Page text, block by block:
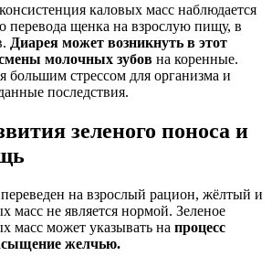
каловых масс наблюдается
перевода щенка на взрослую пищу, в
Диарея может возникнуть в этот
молочных зубов на коренные.
большим стрессом для организма и
последствия.
зеленого поноса и
на взрослый рацион, жёлтый и
масс не является нормой. Зеленое
масс может указывать на процесс
желчью.